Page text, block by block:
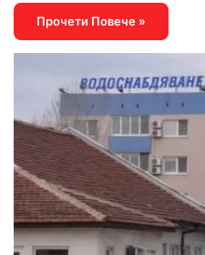
Прочети Повече »